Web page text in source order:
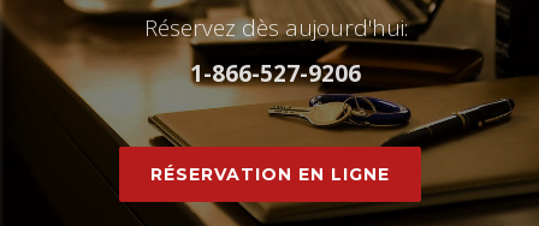
Réservezdès aujourd'hui:
1-866-527-9206
RÉSERVATION EN LIGNE